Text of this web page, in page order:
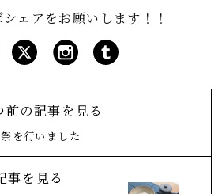
ェアをお願いします！！
前の記事を見る
を行いました
事を見る